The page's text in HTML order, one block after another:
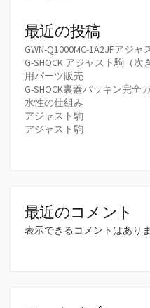
最近の投稿
GWN-Q1000MC-1A2JFアジャ
G-SHOCK アジャスト駒（
用パーツ販売
G-SHOCK裏蓋パッキン完
水性の仕組み
アジャスト駒
アジャスト駒
最近のコメント
表示できるコメントはありま